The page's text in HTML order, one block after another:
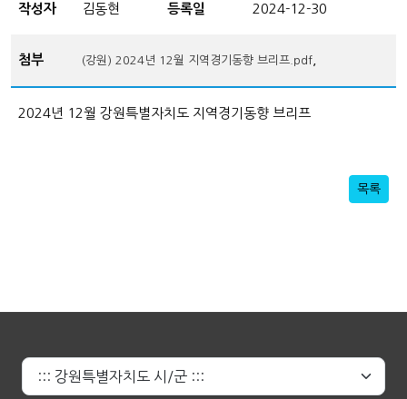
작성자 김동현 등록일 2024-12-30
첨부 (강원) 2024년 12월 지역경기동향 브리프.pdf
2024년 12월 강원특별자치도 지역경기동향 브리프
목록